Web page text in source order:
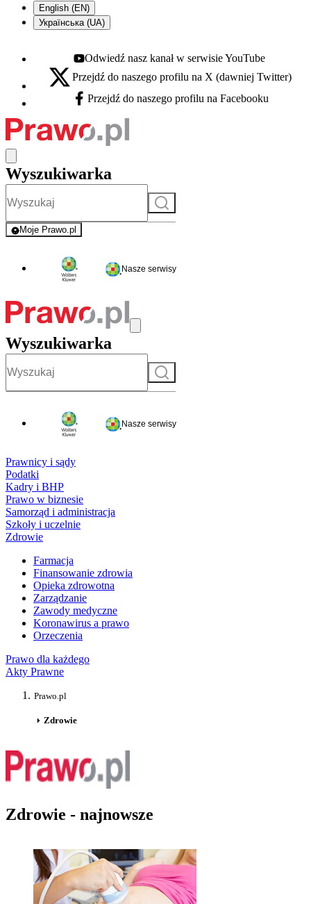
English (EN)
Українська (UA)
Youtube - otwiera się w nowej karcie
Odwiedź nasz kanał w serwisie YouTube
X - otwiera się w nowej karcie
Przejdź do naszego profilu na X (dawniej Twitter)
Facebook - otwiera się w nowej karcie
Przejdź do naszego profilu na Facebooku
Wyszukiwarka
Szukaj
Moje Prawo.pl
- rejestracja i logowanie do serwisu
Nasze serwisy
Wyszukiwarka
Szukaj
Nasze serwisy
Prawnicy i sądy
Podatki
Kadry i BHP
Prawo w biznesie
Samorząd i administracja
Szkoły i uczelnie
Zdrowie
Farmacja
Finansowanie zdrowia
Opieka zdrowotna
Zarządzanie
Zawody medyczne
Koronawirus a prawo
Orzeczenia
Prawo dla każdego
Akty Prawne
Prawo.pl
Zdrowie
Zdrowie - najnowsze